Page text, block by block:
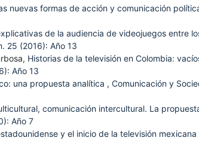
nuevas formas de acción y comunicación
de la audiencia de videojuegos entre
25 (2016): Año 13
Historias de la televisión en Colombia:
Año 13
una propuesta analítica , Comunicación y
comunicación intercultural. La
Año 7
y el inicio de la televisión